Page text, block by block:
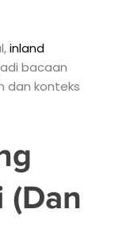
inland
bacaan
dan konteks
(Dan